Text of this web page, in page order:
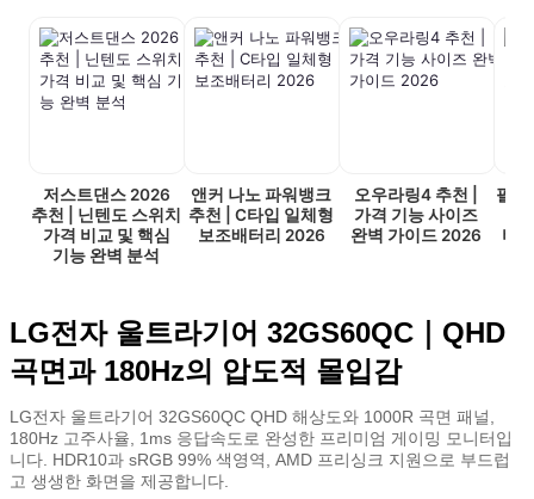
저스트댄스 2026
추천 | 닌텐도 스위치
가격 비교 및 핵심
기능 완벽 분석
앤커 나노 파워뱅크
추천 | C타입 일체형
보조배터리 2026
오우라링4 추천 |
가격 기능 사이즈
완벽 가이드 2026
필립
비
LG전자 울트라기어 32GS60QC｜QHD
곡면과 180Hz의 압도적 몰입감
LG전자 울트라기어 32GS60QC QHD 해상도와 1000R 곡면 패널,
180Hz 고주사율, 1ms 응답속도로 완성한 프리미엄 게이밍 모니터입
니다. HDR10과 sRGB 99% 색영역, AMD 프리싱크 지원으로 부드럽
고 생생한 화면을 제공합니다.